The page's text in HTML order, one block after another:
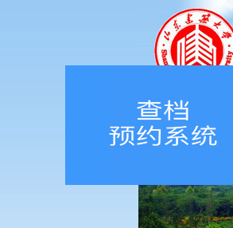
首页